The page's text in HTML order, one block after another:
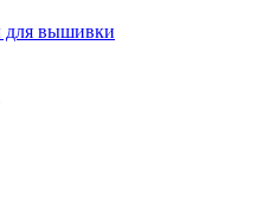
для вышивки